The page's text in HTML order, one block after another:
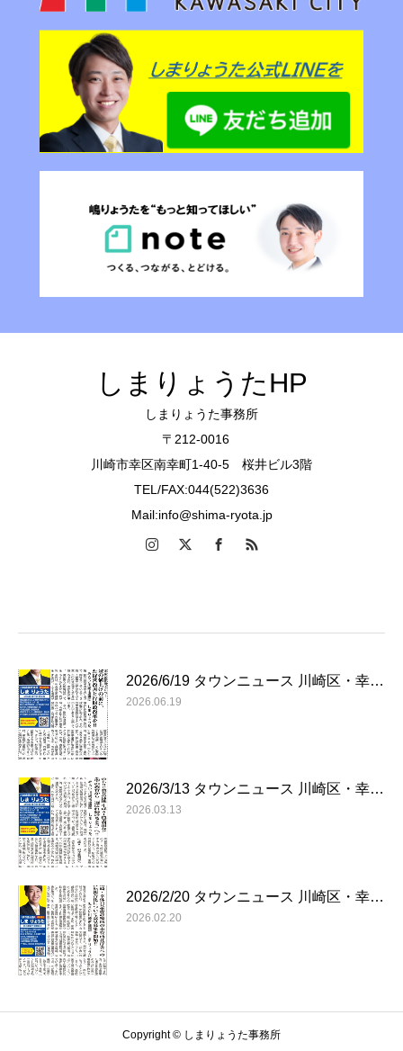
しまりょうたHP
しまりょうた事務所
〒212-0016
川崎市幸区南幸町1-40-5 桜井ビル3階
TEL/FAX:044(522)3636
Mail:info@shima-ryota.jp
2026/6/19 タウンニュース 川崎区・幸…
2026.06.19
2026/3/13 タウンニュース 川崎区・幸…
2026.03.13
2026/2/20 タウンニュース 川崎区・幸…
2026.02.20
Copyright © しまりょうた事務所